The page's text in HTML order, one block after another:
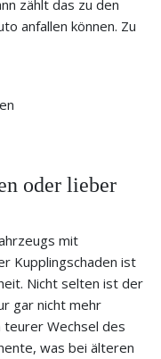
zählt das zu den
anfallen können. Zu
oder lieber
mit
Kupplingschaden ist
Nicht selten ist der
gar nicht mehr
teurer Wechsel des
was bei älteren